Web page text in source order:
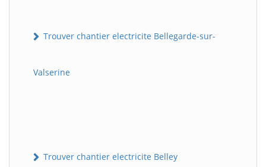
Trouver chantier electricite Bellegarde-sur-
Valserine
Trouver chantier electricite Belley